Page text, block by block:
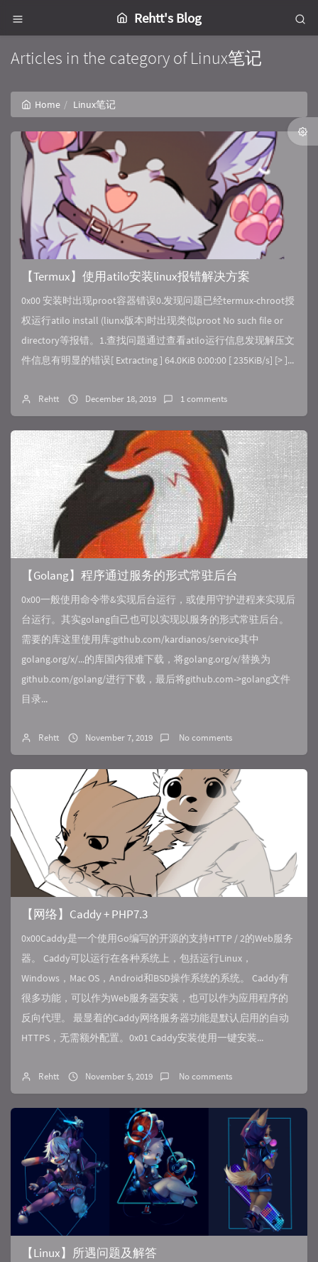
Rehtt's Blog
Articles in the category of Linux笔记
Home Linux笔记
【Termux】使用atilo安装linux报错解决方案
0x00 安装时出现proot容器错误0.发现问题已经termux-chroot授
权运行atilo install (liunx版本)时出现类似proot No such file or
directory等报错。1.查找问题通过查看atilo运行信息发现解压文
件信息有明显的错误[ Extracting ] 64.0KiB 0:00:00 [ 235KiB/s] [> ]...
Rehtt December 18, 2019 1 comments
【Golang】程序通过服务的形式常驻后台
0x00一般使用命令带&实现后台运行，或使用守护进程来实现后
台运行。其实golang自己也可以实现以服务的形式常驻后台。
需要的库这里使用库:github.com/kardianos/service其中
golang.org/x/...的库国内很难下载，将golang.org/x/替换为
github.com/golang/进行下载，最后将github.com->golang文件
目录...
Rehtt November 7, 2019 No comments
【网络】Caddy + PHP7.3
0x00Caddy是一个使用Go编写的开源的支持HTTP / 2的Web服务
器。 Caddy可以运行在各种系统上，包括运行Linux，
Windows，Mac OS，Android和BSD操作系统的系统。 Caddy有
很多功能，可以作为Web服务器安装，也可以作为应用程序的
反向代理。 最显着的Caddy网络服务器功能是默认启用的自动
HTTPS，无需额外配置。0x01 Caddy安装使用一键安装...
Rehtt November 5, 2019 No comments
【Linux】所遇问题及解答